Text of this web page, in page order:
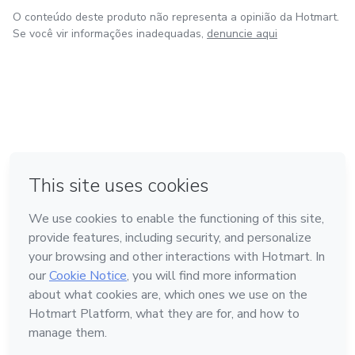
O conteúdo deste produto não representa a opinião da Hotmart.
Se você vir informações inadequadas, denuncie aqui
Feito com ❤ em Amsterdam
Conheça a Hotmart
Idioma
Português